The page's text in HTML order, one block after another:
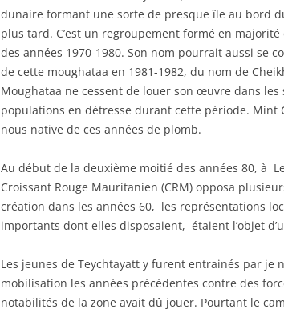
dunaire formant une sorte de presque île au bord
plus tard. C’est un regroupement formé en
des années 1970-1980. Son nom pourrait aussi se
de cette moughataa en 1981-1982, du nom de
Moughataa ne cessent de louer son œuvre dans les
populations en détresse durant cette période. Mint
nous native de ces années de plomb.
Au début de la deuxième moitié des années 80, à
Croissant Rouge Mauritanien (CRM) opposa
création dans les années 60, les représentations
importants dont elles disposaient, étaient l’objet
Les jeunes de Teychtayatt y furent entrainés par je
mobilisation les années précédentes contre des
notabilités de la zone avait dû jouer. Pourtant le